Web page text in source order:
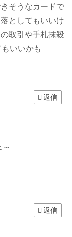
そうなカードで
としてもいいけ
取引や手札抹殺
いいかも
返信
返信